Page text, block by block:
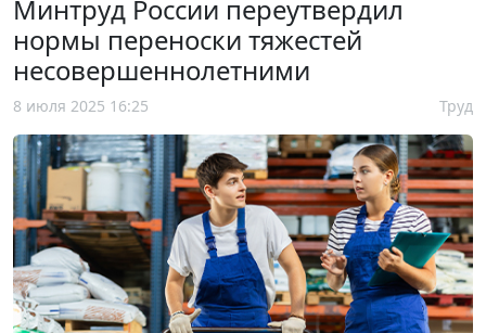
Минтруд России переутвердил
нормы переноски тяжестей
несовершеннолетними
8 июля 2025 16:25 Труд